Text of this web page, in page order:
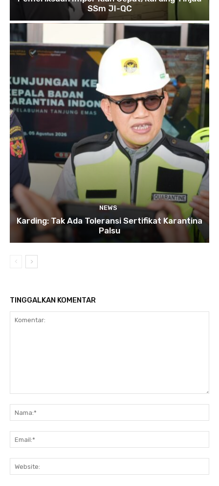
SSm JI-QC
NEWS
Karding: Tak Ada Toleransi Sertifikat Karantina
Palsu
TINGGALKAN KOMENTAR